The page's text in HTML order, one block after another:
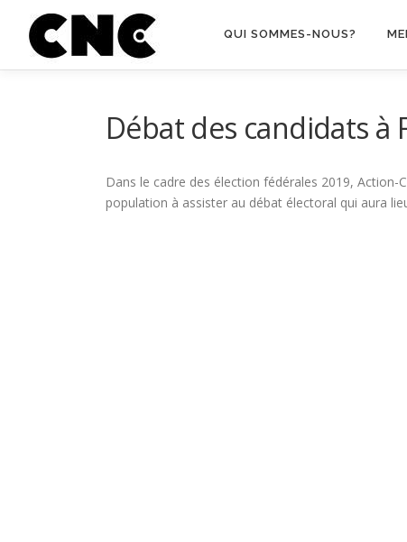
Aller au contenu
QUI SOMMES-NOUS?
Débat des candidats à
Dans le cadre des élection fédérales 2019,
population à assister au débat électoral qui aura